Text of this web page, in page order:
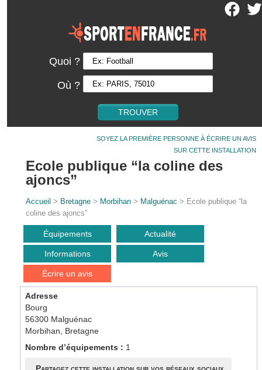
Quoi ?
Où ?
SOYEZ LA PREMIÈRE PERSONNE À ÉCRIRE UN AVIS
SUR CETTE INSTALLATION
Ecole publique “la coline des
ajoncs”
Accueil > Bretagne > Morbihan > Malguénac > Ecole publique “la
coline des ajoncs”
Équipements Actualité
Informations Avis
Écrire un avis
Adresse
Bourg
56300 Malguénac
Morbihan, Bretagne
Nombre d’équipements : 1